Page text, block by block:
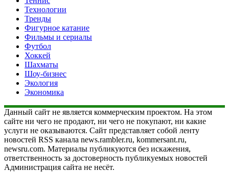
Технологии
Тренды
Фигурное катание
Фильмы и сериалы
Футбол
Хоккей
Шахматы
Шоу-бизнес
Экология
Экономика
Данный сайт не является коммерческим проектом. На этом
сайте ни чего не продают, ни чего не покупают, ни какие
услуги не оказываются. Сайт представляет собой ленту
новостей RSS канала news.rambler.ru, kommersant.ru,
newsru.com. Материалы публикуются без искажения,
ответственность за достоверность публикуемых новостей
Администрация сайта не несёт.